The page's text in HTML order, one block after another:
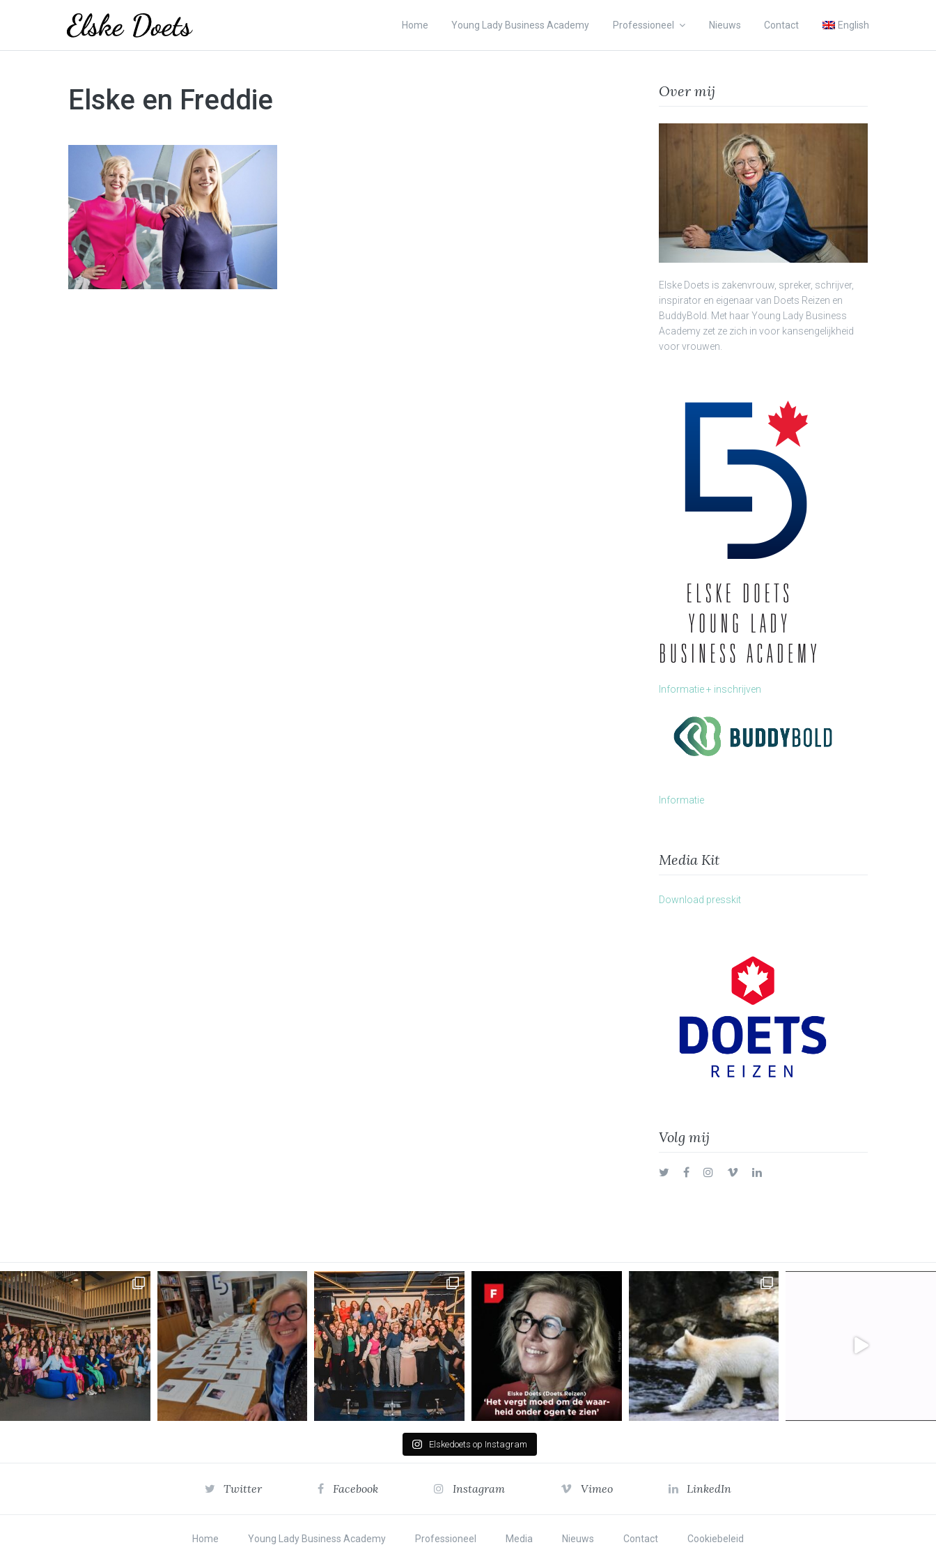
Home Young Lady Business Academy Professioneel Nieuws Contact English
Elske en Freddie Over mij
Elske Doets is zakenvrouw, spreker, schrijver,
inspirator en eigenaar van Doets Reizen en
BuddyBold. Met haar Young Lady Business
Academy zet ze zich in voor kansengelijkheid
voor vrouwen.
Informatie + inschrijven
Informatie
Media Kit
Download presskit
Volg mij
TwitterFacebookInstagram
VimeoLinkedIn
Elskedoets op Instagram
Twitter Facebook Instagram Vimeo LinkedIn
Home Young Lady Business Academy Professioneel Media Nieuws Contact Cookiebeleid